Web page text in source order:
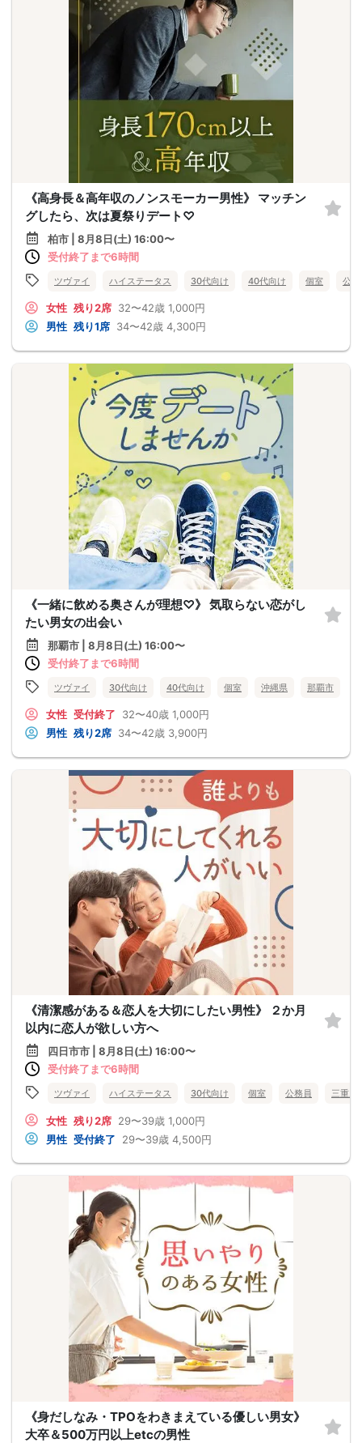
《高身長＆高年収のノンスモーカー男性》 マッチン
グしたら、次は夏祭りデート♡
柏市 | 8月8日(土) 16:00〜
受付終了まで6時間
ツヴァイ ハイステータス 30代向け 40代向け 個室 公
女性 残り2席 32〜42歳 1,000円
男性 残り1席 34〜42歳 4,300円
《一緒に飲める奥さんが理想♡》 気取らない恋がし
たい男女の出会い
那覇市 | 8月8日(土) 16:00〜
受付終了まで6時間
ツヴァイ 30代向け 40代向け 個室 沖縄県 那覇市
女性 受付終了 32〜40歳 1,000円
男性 残り2席 34〜42歳 3,900円
《清潔感がある＆恋人を大切にしたい男性》 ２か月
以内に恋人が欲しい方へ
四日市市 | 8月8日(土) 16:00〜
受付終了まで6時間
ツヴァイ ハイステータス 30代向け 個室 公務員 三重県
女性 残り2席 29〜39歳 1,000円
男性 受付終了 29〜39歳 4,500円
《身だしなみ・TPOをわきまえている優しい男女》
大卒＆500万円以上etcの男性